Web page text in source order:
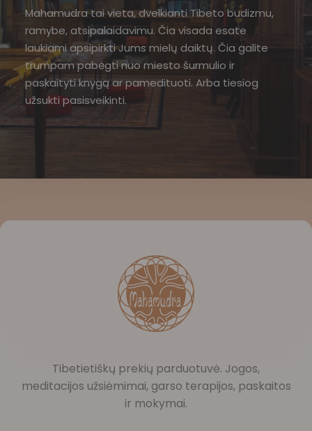
Mahamudra tai vieta, dvelkianti Tibeto budizmu,
ramybe, atsipalaidavimu. Čia visada esate
laukiami apsipirkti Jums mielų daiktų. Čia galite
trumpam pabėgti nuo miesto šurmulio ir
paskaityti knygą ar pamedituoti. Arba tiesiog
užsukti pasisveikinti.
Tibetietiškų prekių parduotuvė. Jogos,
meditacijos užsiėmimai, garso terapijos, paskaitos
ir mokymai.